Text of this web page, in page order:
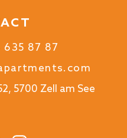
87 87
5700 Zell am See